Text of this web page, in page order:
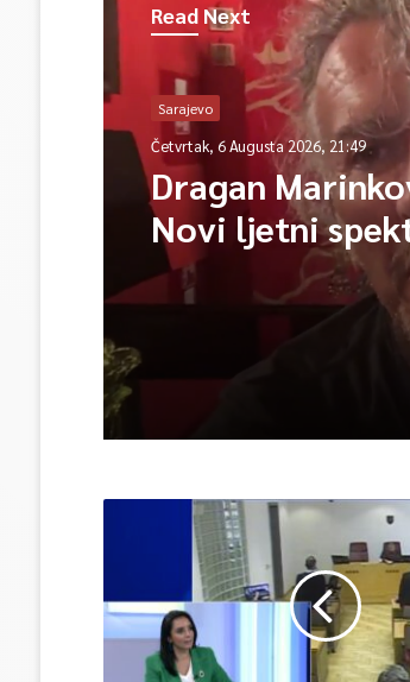
Read Next
Sarajevo
Četvrtak, 6 Augusta 2026, 21:49
Dragan
Novi ljetni
“Tabia at